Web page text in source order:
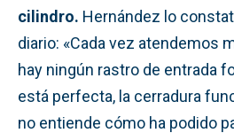
cilindro. Hernández lo
diario: «Cada vez atendemos
hay ningún rastro de entrada
está perfecta, la cerradura
no entiende cómo ha podido